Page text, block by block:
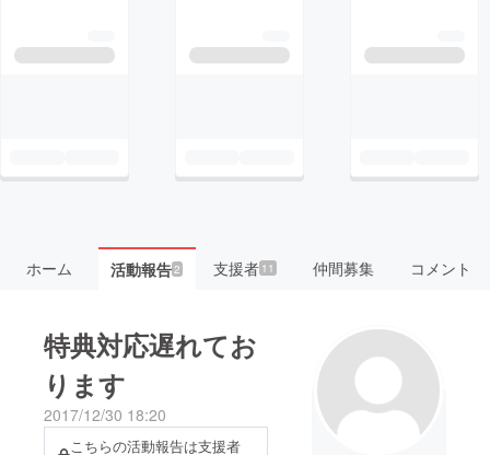
ホーム 活動報告2 支援者 11 仲間募集 コメント
特典対応遅れてお
ります
2017/12/30 18:20
こちらの活動報告は支援者